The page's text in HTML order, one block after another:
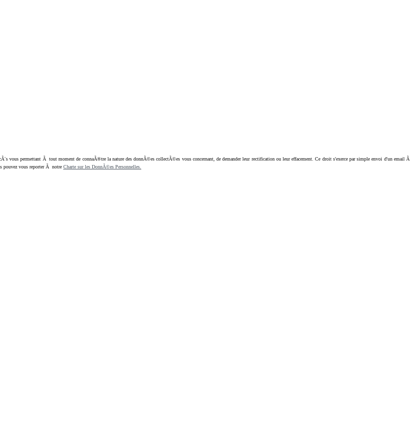
permettant Ã tout moment de connaÃ®tre la nature des donnÃ©es collectÃ©es vous concernant, de demander leur rectification ou leur effacement. Ce droit s'exerce par simple envoi d'un email Ã
pouvez vous reporter Ã notre Charte sur les DonnÃ©es Personnelles.